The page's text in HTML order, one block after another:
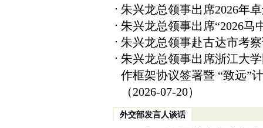
朱兴龙总领事出席2026年
朱兴龙总领事出席“2026马
朱兴龙总领事赴古达市考
朱兴龙总领事出席浙江大
作框架协议签署暨 “致远”
（2026-07-20）
外交部发言人谈话